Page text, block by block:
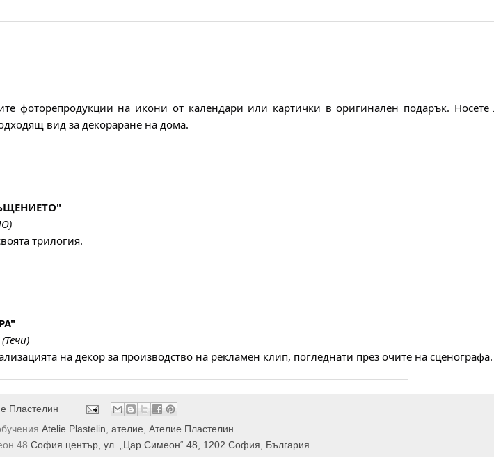
фоторепродукции на икони от календари или картички в оригинален подарък.
вид за декораране на дома.
трилогия.
на декор за производство на рекламен клип, погледнати през очите на сценографа.
Пластелин
Atelie Plastelin, ателие, Ателие Пластелин
48 София център, ул. „Цар Симеон“ 48, 1202 София, България